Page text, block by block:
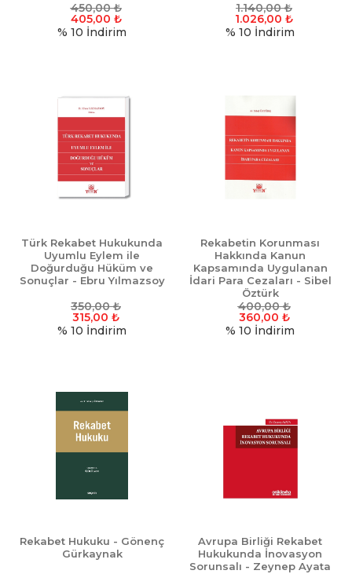
450,00₺
405,00 ₺
% 10 İndirim
1.140,00₺
1.026,00 ₺
% 10 İndirim
Türk Rekabet Hukukunda
Uyumlu Eylem ile
Doğurduğu Hüküm ve
Sonuçlar - Ebru Yılmazsoy
350,00₺
315,00 ₺
% 10 İndirim
Rekabetin Korunması
Hakkında Kanun
Kapsamında Uygulanan
İdari Para Cezaları - Sibel
Öztürk
400,00₺
360,00 ₺
% 10 İndirim
Rekabet Hukuku - Gönenç
Gürkaynak
Avrupa Birliği Rekabet
Hukukunda İnovasyon
Sorunsalı - Zeynep Ayata